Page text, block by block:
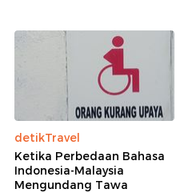
detikTravel
Ketika Perbedaan Bahasa
Indonesia-Malaysia
Mengundang Tawa